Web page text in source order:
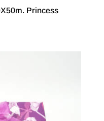
Princess